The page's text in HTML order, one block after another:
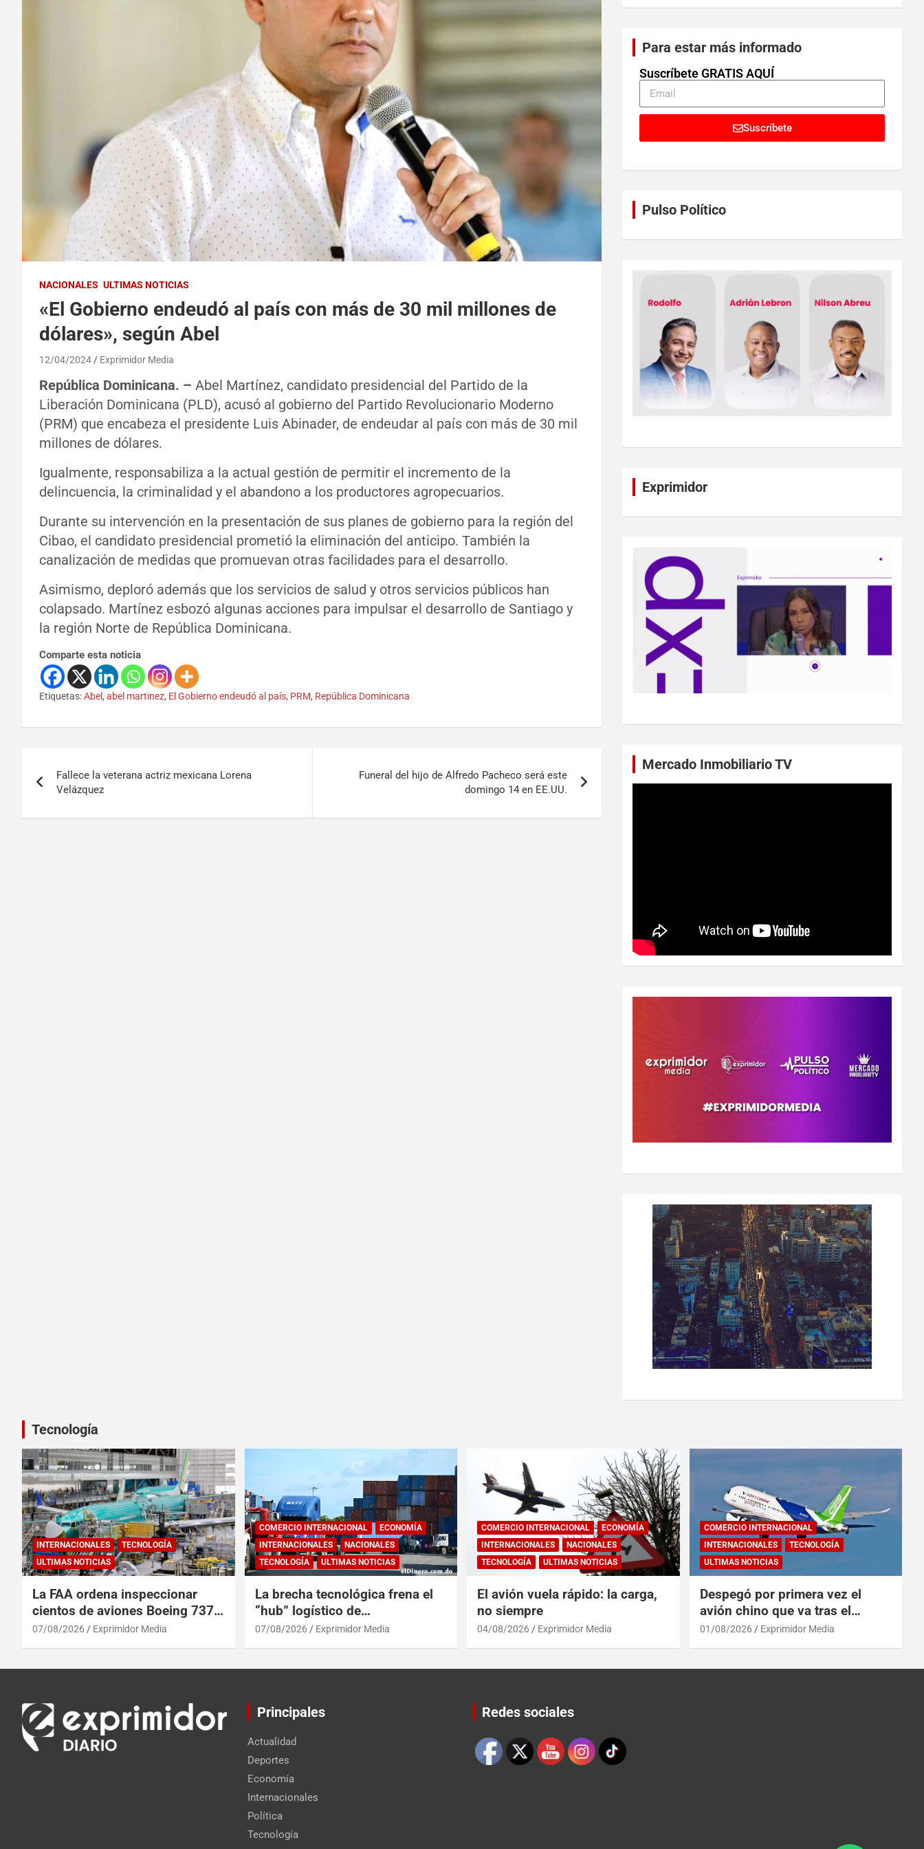
NACIONALES ULTIMAS NOTICIAS
«El Gobierno endeudó al país con más de 30 mil millones de
dólares», según Abel
12/04/2024 Exprimidor Media
República Dominicana. – Abel Martínez, candidato presidencial del Partido de la
Liberación Dominicana (PLD), acusó al gobierno del Partido Revolucionario Moderno
(PRM) que encabeza el presidente Luis Abinader, de endeudar al país con más de 30 mil
millones de dólares.
Igualmente, responsabiliza a la actual gestión de permitir el incremento de la
delincuencia, la criminalidad y el abandono a los productores agropecuarios.
Durante su intervención en la presentación de sus planes de gobierno para la región del
Cibao, el candidato presidencial prometió la eliminación del anticipo. También la
canalización de medidas que promuevan otras facilidades para el desarrollo.
Asimismo, deploró además que los servicios de salud y otros servicios públicos han
colapsado. Martínez esbozó algunas acciones para impulsar el desarrollo de Santiago y
la región Norte de República Dominicana.
Comparte esta noticia
Etiquetas:Abel , abel martinez, El Gobierno endeudó al país, PRM, República Dominicana
Fallece la veterana actriz mexicana Lorena
Velázquez
Funeral del hijo de Alfredo Pacheco será este
domingo 14 en EE.UU.
Para estar más informado
Suscríbete GRATIS AQUÍ
Suscríbete
Pulso Político
Exprimidor
Mercado Inmobiliario TV
Tecnología
INTERNACIONALES
TECNOLOGÍA
ULTIMAS NOTICIAS
La FAA ordena inspeccionar
cientos de aviones Boeing 737
Max por posibles grietas
07/08/2026 Exprimidor Media
COMERCIO INTERNACIONAL
ECONOMÍA
INTERNACIONALES
NACIONALES
TECNOLOGÍA
ULTIMAS NOTICIAS
La brecha tecnológica frena el
“hub” logístico de
Centroamérica y RD
07/08/2026 Exprimidor Media
COMERCIO INTERNACIONAL
ECONOMÍA
INTERNACIONALES
NACIONALES
TECNOLOGÍA
ULTIMAS NOTICIAS
El avión vuela rápido: la carga,
no siempre
04/08/2026 Exprimidor Media
COMERCIO INTERNACIONAL
INTERNACIONALES
TECNOLOGÍA
ULTIMAS NOTICIAS
Despegó por primera vez el
avión chino que va tras el
reinado del A319 en el Tíbet
01/08/2026 Exprimidor Media
Principales
Actualidad
Deportes
Economía
Internacionales
Política
Tecnología
Redes sociales
Set Youtube Channel ID